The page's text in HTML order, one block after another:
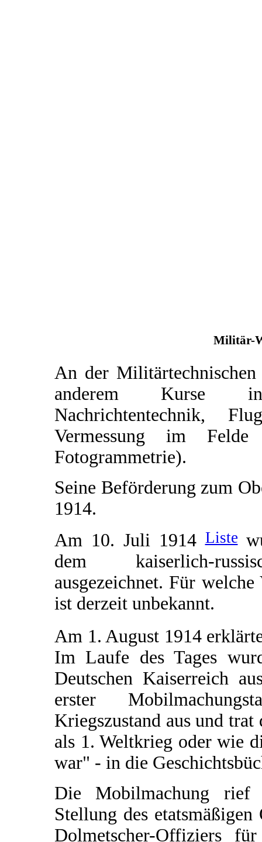
Militär-
An der
anderem Kurse in
Nachrichtentechnik,
Vermessung im
Fotogrammetrie).
Seine Beförderung zum
1914.
Am 10. Juli 1914Liste
dem kaiserlich-
ausgezeichnet. Für
ist derzeit unbekannt.
Am 1. August 1914
Im Laufe des Tages
Deutschen Kaiserreich
erster
Kriegszustand aus und
als 1. Weltkrieg oder wie
war" - in die
Die Mobilmachung rief
Stellung des
Dolmetscher-Offiziers